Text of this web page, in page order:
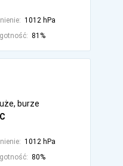
1012 hPa
81%
burze
1012 hPa
80%